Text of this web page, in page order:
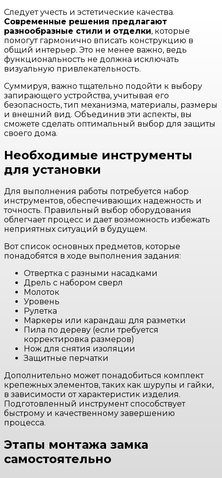
Следует учесть и эстетические качества.
Современные решения предлагают
разнообразные стили и отделки, которые
помогут гармонично вписать конструкцию в
общий интерьер. Это не менее важно, ведь
функциональность не должна исключать
визуальную привлекательность.
Суммируя, важно тщательно подойти к выбору
запирающего устройства, учитывая его
безопасность, тип механизма, материалы, размеры
и внешний вид. Объединив эти аспекты, вы
сможете сделать оптимальный выбор для защиты
своего дома.
Необходимые инструменты
для установки
Для выполнения работы потребуется набор
инструментов, обеспечивающих надежность и
точность. Правильный выбор оборудования
облегчает процесс и дает возможность избежать
неприятных ситуаций в будущем.
Вот список основных предметов, которые
понадобятся в ходе выполнения задания:
Отвертка с разными насадками
Дрель с набором сверл
Молоток
Уровень
Рулетка
Маркеры или карандаш для разметки
Пила по дереву (если требуется
корректировка размеров)
Нож для снятия изоляции
Защитные перчатки
Дополнительно может понадобиться комплект
крепежных элементов, таких как шурупы и гайки,
в зависимости от характеристик изделия.
Подготовленный инструмент способствует
быстрому и качественному завершению
процесса.
Этапы монтажа замка
самостоятельно